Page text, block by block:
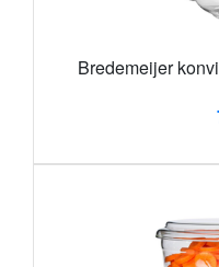
Bredemeijer